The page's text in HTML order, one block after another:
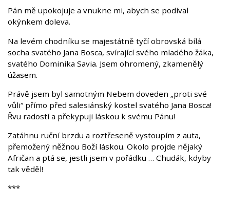
Pán mě upokojuje a vnukne mi, abych se podíval
okýnkem doleva.
Na levém chodníku se majestátně tyčí obrovská bílá
socha svatého Jana Bosca, svírající svého mladého žáka,
svatého Dominika Savia. Jsem ohromený, zkamenělý
úžasem.
Právě jsem byl samotným Nebem doveden „proti své
vůli“ přímo před salesiánský kostel svatého Jana Bosca!
Řvu radostí a překypuji láskou k svému Pánu!
Zatáhnu ruční brzdu a roztřeseně vystoupím z auta,
přemožený něžnou Boží láskou. Okolo projde nějaký
Afričan a ptá se, jestli jsem v pořádku … Chudák, kdyby
tak věděl!
***